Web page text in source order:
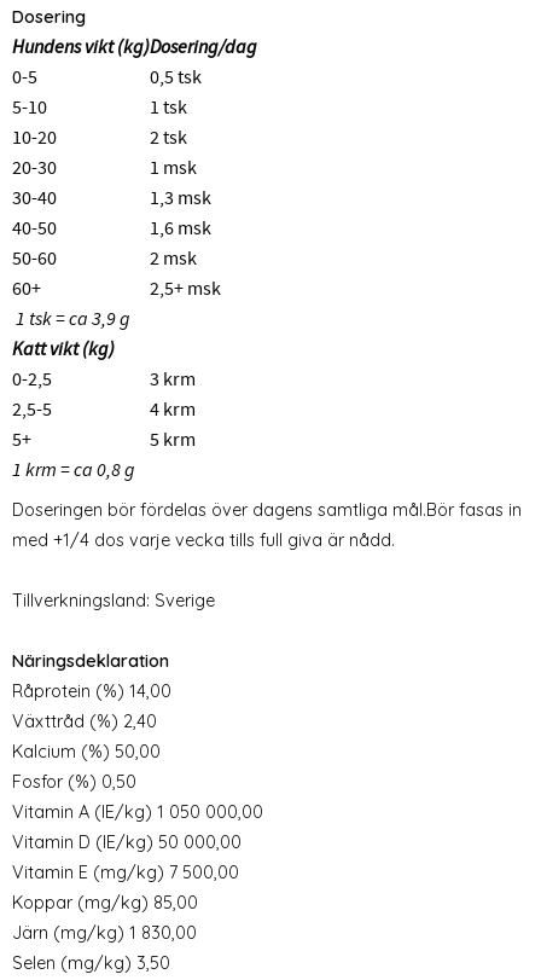
Dosering
Hundens vikt (kg)Dosering/dag
0-5
0,5 tsk
5-10
1 tsk
10-20
2 tsk
20-30
1 msk
30-40
1,3 msk
40-50
1,6 msk
50-60
2 msk
60+
2,5+ msk
1 tsk = ca 3,9 g
Katt vikt (kg)
0-2,5
3 krm
2,5-5
4 krm
5+
5 krm
1 krm = ca 0,8 g
Doseringen bör fördelas över dagens samtliga mål.Bör fasas in
med +1/4 dos varje vecka tills full giva är nådd.
Tillverkningsland: Sverige
Näringsdeklaration
Råprotein (%) 14,00
Växttråd (%) 2,40
Kalcium (%) 50,00
Fosfor (%) 0,50
Vitamin A (IE/kg) 1 050 000,00
Vitamin D (IE/kg) 50 000,00
Vitamin E (mg/kg) 7 500,00
Koppar (mg/kg) 85,00
Järn (mg/kg) 1 830,00
Selen (mg/kg) 3,50